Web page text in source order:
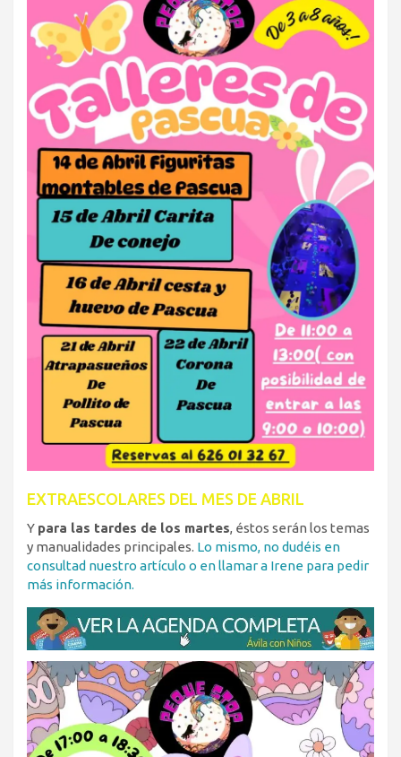
EXTRAESCOLARES DEL MES DE ABRIL
Y para las tardes de los martes, éstos serán los temas
y manualidades principales. Lo mismo, no dudéis en
consultad nuestro artículo o en llamar a Irene para pedir
más información.